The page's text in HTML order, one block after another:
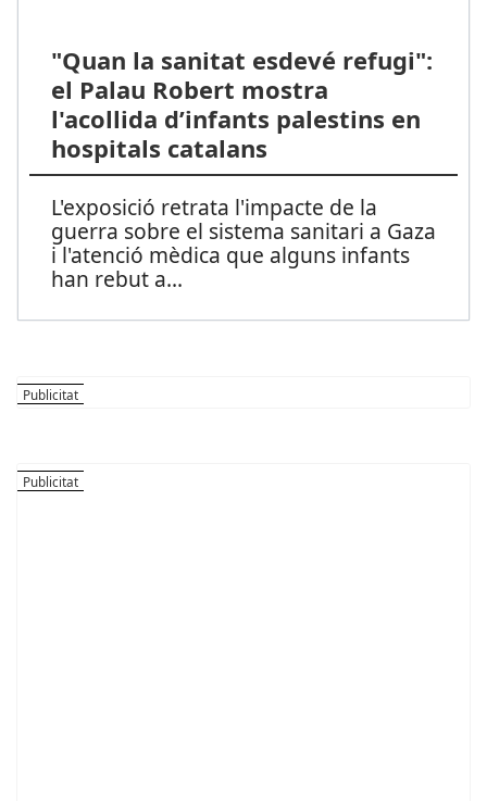
"Quan la sanitat esdevé refugi":
el Palau Robert mostra
l'acollida d’infants palestins en
hospitals catalans
L'exposició retrata l'impacte de la
guerra sobre el sistema sanitari a Gaza
i l'atenció mèdica que alguns infants
han rebut a...